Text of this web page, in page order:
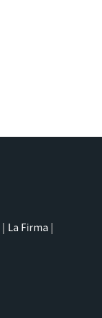
| La Firma |